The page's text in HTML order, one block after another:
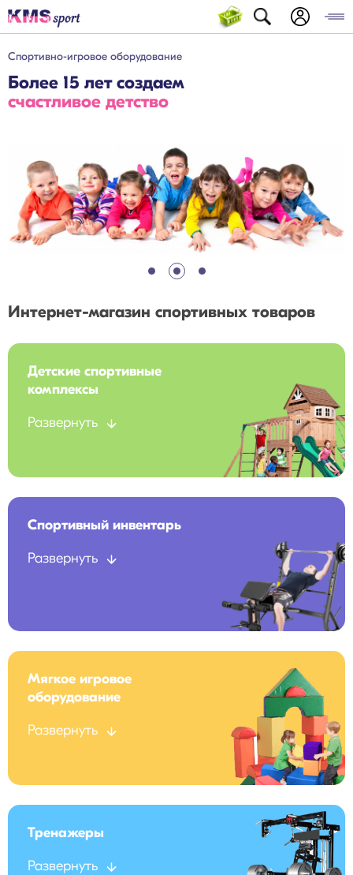
Спортивно-игровое оборудование
Более 15 лет создаем
счастливое детство
Интернет-магазин спортивных товаров
Детские спортивные
комплексы
Развернуть
Спортивный инвентарь
Развернуть
Мягкое игровое
оборудование
Развернуть
Тренажеры
Развернуть